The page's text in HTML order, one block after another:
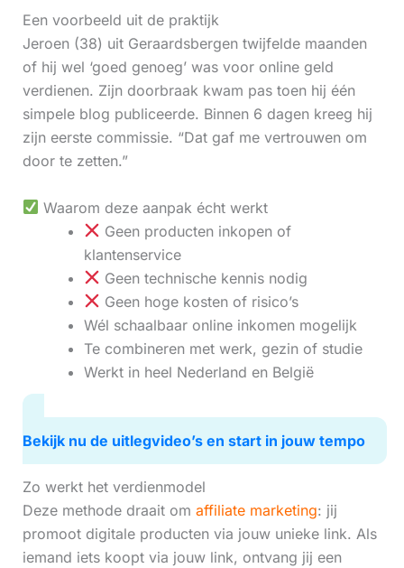
Een voorbeeld uit de praktijk
Jeroen (38) uit Geraardsbergen twijfelde maanden
of hij wel ‘goed genoeg’ was voor online geld
verdienen. Zijn doorbraak kwam pas toen hij één
simpele blog publiceerde. Binnen 6 dagen kreeg hij
zijn eerste commissie. “Dat gaf me vertrouwen om
door te zetten.”
Waarom deze aanpak écht werkt
Geen producten inkopen of
klantenservice
Geen technische kennis nodig
Geen hoge kosten of risico’s
Wél schaalbaar online inkomen mogelijk
Te combineren met werk, gezin of studie
Werkt in heel Nederland en België
Bekijk nu de uitlegvideo’s en start in jouw tempo
Zo werkt het verdienmodel
Deze methode draait om affiliate marketing: jij
promoot digitale producten via jouw unieke link. Als
iemand iets koopt via jouw link, ontvang jij een